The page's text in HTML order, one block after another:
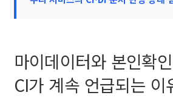
마이데이터와 본인확
CI가 계속 언급되는 이